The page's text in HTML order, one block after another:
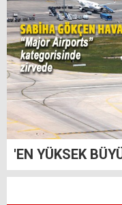
'EN YÜKSEK